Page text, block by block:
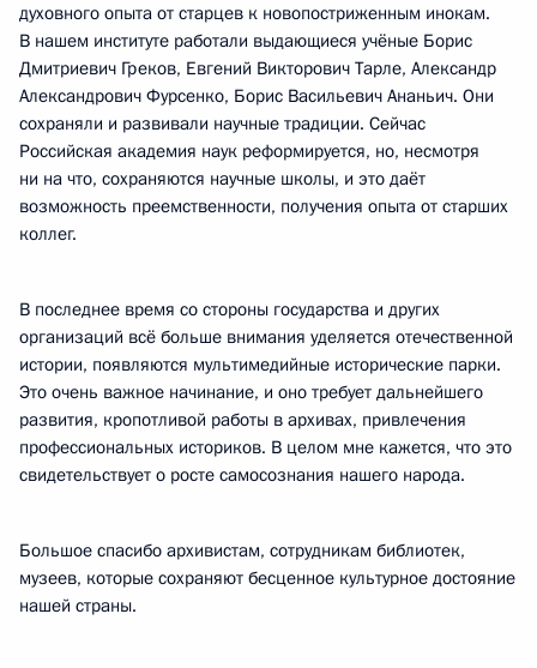
духовного опыта от старцев к новопостриженным инокам.
В нашем институте работали выдающиеся учёные Борис
Дмитриевич Греков, Евгений Викторович Тарле, Александр
Александрович Фурсенко, Борис Васильевич Ананьич. Они
сохраняли и развивали научные традиции. Сейчас
Российская академия наук реформируется, но, несмотря
ни на что, сохраняются научные школы, и это даёт
возможность преемственности, получения опыта от старших
коллег.
В последнее время со стороны государства и других
организаций всё больше внимания уделяется отечественной
истории, появляются мультимедийные исторические парки.
Это очень важное начинание, и оно требует дальнейшего
развития, кропотливой работы в архивах, привлечения
профессиональных историков. В целом мне кажется, что это
свидетельствует о росте самосознания нашего народа.
Большое спасибо архивистам, сотрудникам библиотек,
музеев, которые сохраняют бесценное культурное достояние
нашей страны.